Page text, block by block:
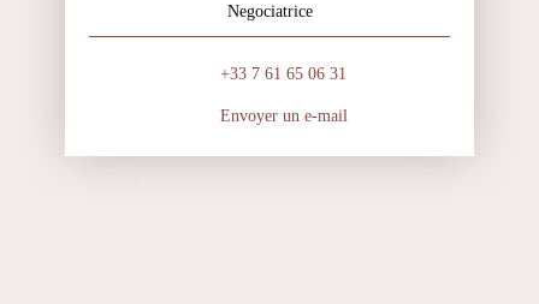
Negociatrice
+33 7 61 65 06 31
Envoyer un e-mail